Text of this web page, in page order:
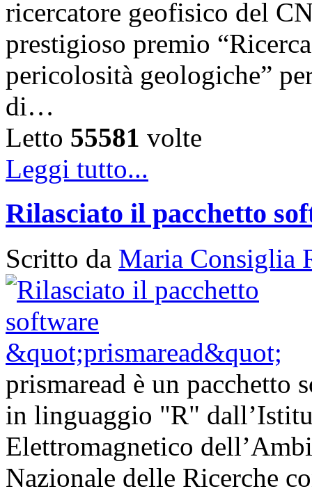
ricercatore geofisico del
prestigioso premio
pericolosità geologiche”
di…
Letto 55581 volte
Leggi tutto...
Rilasciato il pacchetto
Scritto da Maria Consiglia
prismaread è un pacchetto
in linguaggio "R"
Elettromagnetico
Nazionale delle Ricerche